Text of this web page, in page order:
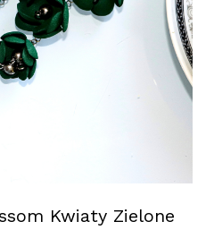
Kwiaty Zielone